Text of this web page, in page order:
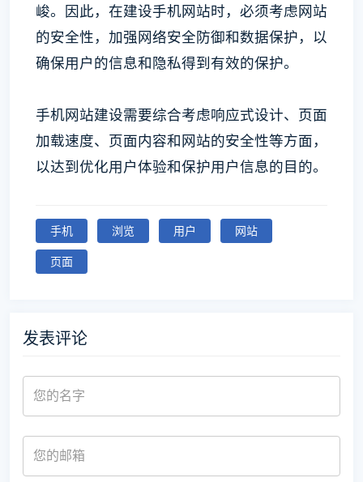
峻。因此，在建设手机网站时，必须考虑网站
的安全性，加强网络安全防御和数据保护，以
确保用户的信息和隐私得到有效的保护。
手机网站建设需要综合考虑响应式设计、页面
加载速度、页面内容和网站的安全性等方面，
以达到优化用户体验和保护用户信息的目的。
手机 浏览 用户
网站
页面
发表评论